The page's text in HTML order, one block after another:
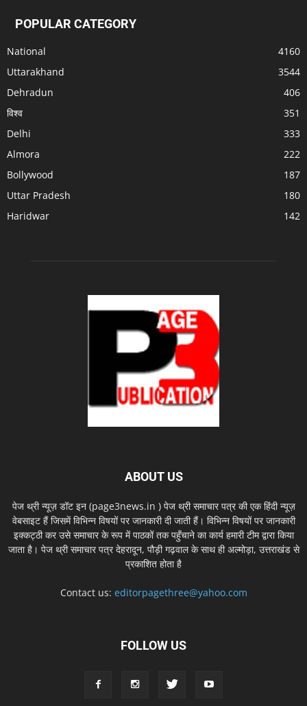
POPULAR CATEGORY
National
4160
Uttarakhand
3544
Dehradun
406
विश्व
351
Delhi
333
Almora
222
Bollywood
187
Uttar Pradesh
180
Haridwar
142
ABOUT US
पेज थ्री न्यूज़ डॉट इन (page3news.in ) पेज थ्री समाचार पत्र की एक हिंदी न्यूज़
वेबसाइट हैं जिसमें विभिन्न विषयों पर जानकारी दी जाती हैं। विभिन्न विषयों पर जानकारी
इक्कट्ठी कर उसे समाचार के रूप में पाठकों तक पहुँचाने का कार्य हमारी टीम द्वारा किया
जाता है। पेज थ्री समाचार पत्र देहरादून, पौड़ी गढ़वाल के साथ ही अल्मोड़ा, उत्तराखंड से
प्रकाशित होता है
Contact us: editorpagethree@yahoo.com
FOLLOW US